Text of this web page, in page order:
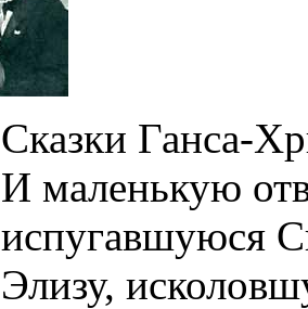
Сказки Ганса-
И маленькую
испугавшуюся
Элизу,